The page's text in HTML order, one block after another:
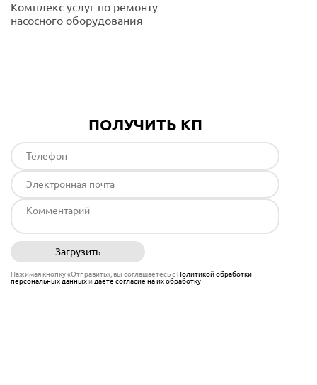
Комплекс услуг по ремонту
насосного оборудования
ПОЛУЧИТЬ КП
Загрузить
Нажимая кнопку «Отправить», вы соглашаетесь сПолитикой обработки
персональных данныхи даёте согласие на их обработку